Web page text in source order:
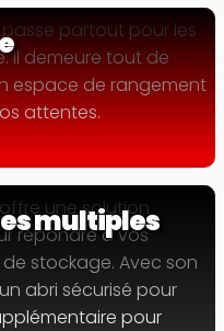
partout pour les
Il demeure tout de
espace de rangement
attentes.
multiples
une solution
répondre à vos
stockage. Avec son
abri sécurisé pour
pour